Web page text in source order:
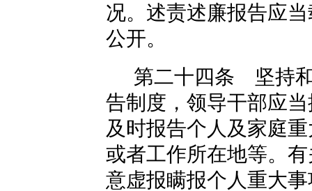
况。述责述廉报告应
公开。
第二十四条 坚持
告制度，领导干部应
及时报告个人及家庭
或者工作所在地等。
意虚报瞒报个人重大